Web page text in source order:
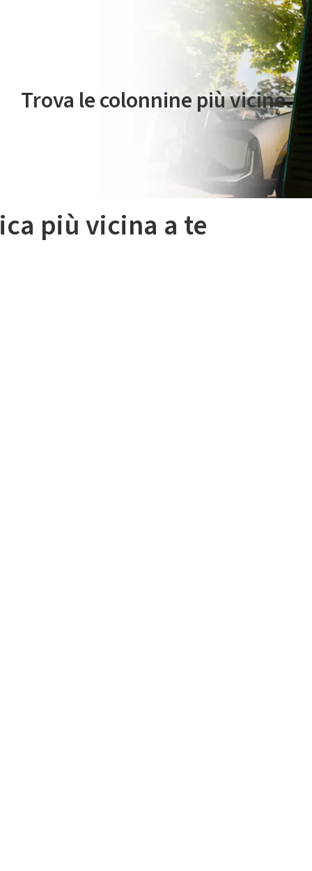
di mobilità elettrica è gestito da Plenitude On The Road
Trova le colonnine più vicine.
più vicina a te